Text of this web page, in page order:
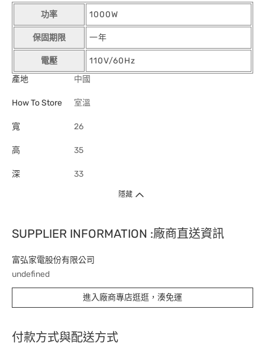
功率 1000W
保固期限 一年
電壓
110V/60Hz
產地
中國
How To Store 室溫
寬 26
高 35
深 33
隱藏
SUPPLIER INFORMATION :廠商直送資訊
富弘家電股份有限公司
undefined
進入廠商專店逛逛，湊免運
付款方式與配送方式